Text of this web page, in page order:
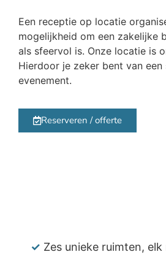
Een receptie op locatie
mogelijkheid om een zakelijke
als sfeervol is. Onze locatie is
Hierdoor je zeker bent van
evenement.
Reserveren / offerte
✓ Zes unieke ruimten,